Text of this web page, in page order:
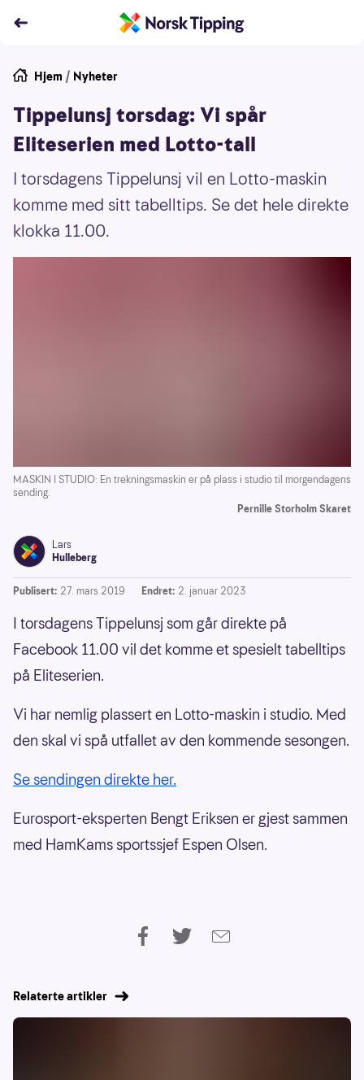
Hjem / Nyheter
Tippelunsj torsdag: Vi spår
Eliteserien med Lotto-tall
I torsdagens Tippelunsj vil en Lotto-maskin
komme med sitt tabelltips. Se det hele direkte
klokka 11.00.
MASKIN I STUDIO: En trekningsmaskin er på plass i studio til morgendagens
sending.
Pernille Storholm Skaret
Lars
Hulleberg
Publisert: 27. mars 2019 Endret: 2. januar 2023
I torsdagens Tippelunsj som går direkte på
Facebook 11.00 vil det komme et spesielt tabelltips
på Eliteserien.
Vi har nemlig plassert en Lotto-maskin i studio. Med
den skal vi spå utfallet av den kommende sesongen.
Se sendingen direkte her.
Eurosport-eksperten Bengt Eriksen er gjest sammen
med HamKams sportssjef Espen Olsen.
Relaterte artikler